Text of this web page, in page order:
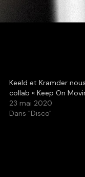
Keeld et Kramder
collab « Keep On
23 mai 2020
Dans "Disco"